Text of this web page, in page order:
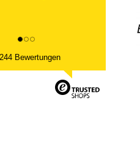
Bewertungen